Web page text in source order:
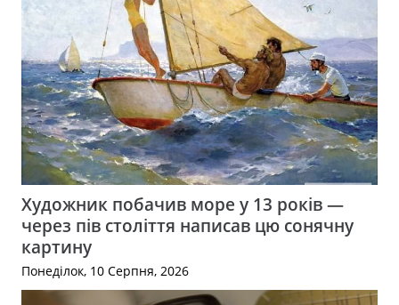
Художник побачив море у 13 років —
через пів століття написав цю сонячну
картину
Понеділок, 10 Серпня, 2026